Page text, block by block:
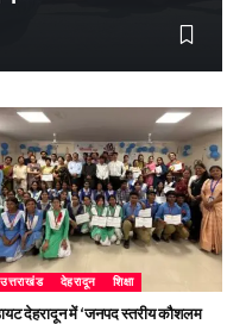
उत्तराखंड देहरादून शिक्षा
देहरादून में ‘जनपद स्तरीय कौशलम